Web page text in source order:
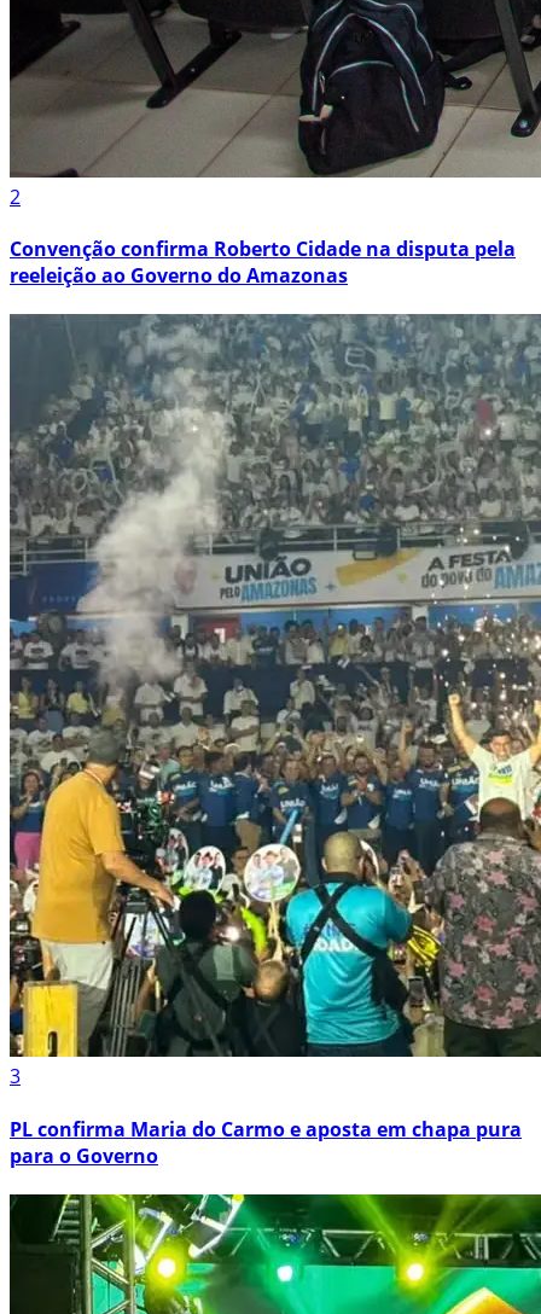
2
Convenção confirma Roberto Cidade na disputa pela
reeleição ao Governo do Amazonas
3
PL confirma Maria do Carmo e aposta em chapa pura
para o Governo